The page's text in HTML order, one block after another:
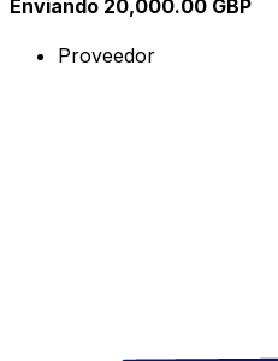
Enviando 20,000.00 GBP
Proveedor